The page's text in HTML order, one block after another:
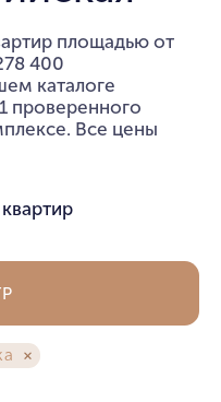
площадью от
400
каталоге
проверенного
Все цены